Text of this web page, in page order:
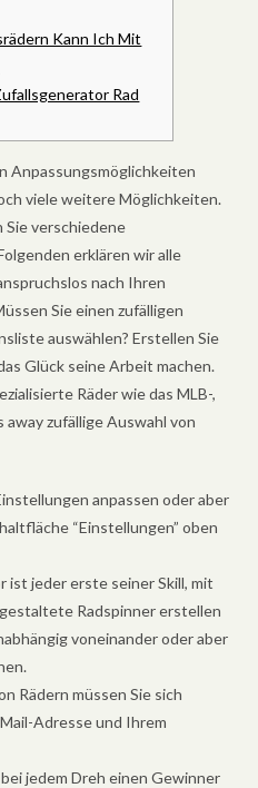
Kann Ich Mit
Rad
Anpassungsmöglichkeiten
viele weitere Möglichkeiten.
Sie verschiedene
erklären wir alle
nach Ihren
Sie einen zufälligen
auswählen? Erstellen Sie
Glück seine Arbeit machen.
Räder wie das MLB-,
away zufällige Auswahl von
anpassen oder aber
“Einstellungen” oben
ist jeder erste seiner Skill, mit
Radspinner erstellen
voneinander oder aber
Rädern müssen Sie sich
Adresse und Ihrem
jedem Dreh einen Gewinner